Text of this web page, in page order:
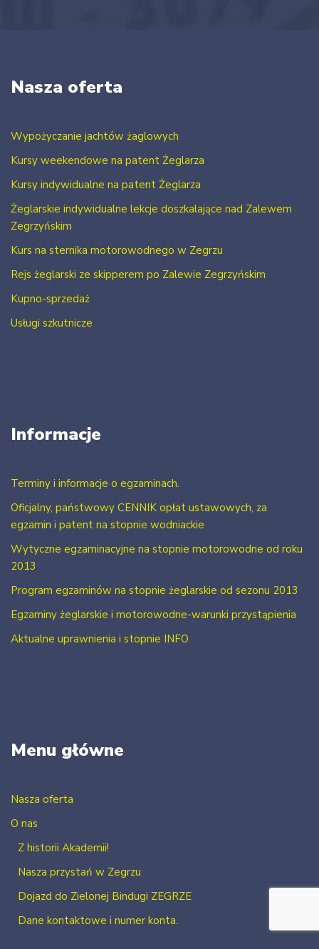
Nasza oferta
Wypożyczanie jachtów żaglowych
Kursy weekendowe na patent Żeglarza
Kursy indywidualne na patent Żeglarza
Żeglarskie indywidualne lekcje doszkalające nad Zalewem
Zegrzyńskim
Kurs na sternika motorowodnego w Zegrzu
Rejs żeglarski ze skipperem po Zalewie Zegrzyńskim
Kupno-sprzedaż
Usługi szkutnicze
Informacje
Terminy i informacje o egzaminach.
Oficjalny, państwowy CENNIK opłat ustawowych, za
egzamin i patent na stopnie wodniackie
Wytyczne egzaminacyjne na stopnie motorowodne od roku
2013
Program egzaminów na stopnie żeglarskie od sezonu 2013
Egzaminy żeglarskie i motorowodne-warunki przystąpienia
Aktualne uprawnienia i stopnie INFO
Menu główne
Nasza oferta
O nas
Z historii Akademii!
Nasza przystań w Zegrzu
Dojazd do Zielonej Bindugi ZEGRZE
Dane kontaktowe i numer konta.